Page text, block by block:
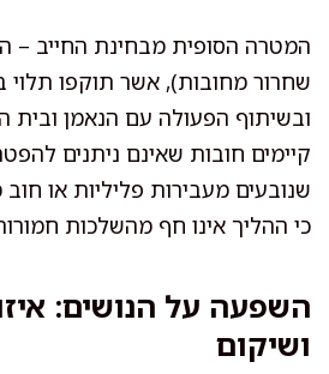
המטרה הסופית מבחינת החייב –
שחרור מחובות), אשר תוקפו תלוי
ובשיתוף הפעולה עם הנאמן
קיימים חובות שאינם ניתנים
שנובעים מעבירות פליליות או
כי ההליך אינו חף מהשלכות
השפעה על הנושים:
ושיקום